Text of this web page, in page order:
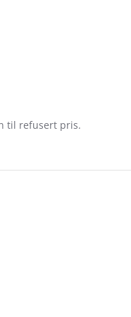
til refusert pris.